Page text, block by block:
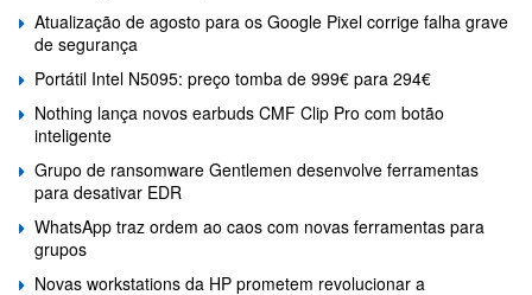
Atualização de agosto para os Google Pixel corrige falha grave
de segurança
Portátil Intel N5095: preço tomba de 999€ para 294€
Nothing lança novos earbuds CMF Clip Pro com botão
inteligente
Grupo de ransomware Gentlemen desenvolve ferramentas
para desativar EDR
WhatsApp traz ordem ao caos com novas ferramentas para
grupos
Novas workstations da HP prometem revolucionar a